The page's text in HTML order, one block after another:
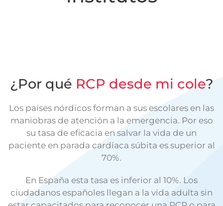
¿Por qué RCP desde mi cole?
Los países nórdicos forman a sus escolares en las
maniobras de atención a la emergencia. Por eso
su tasa de eficacia en salvar la vida de un
paciente en parada cardíaca súbita es superior al
70%.
En España esta tasa es inferior al 10%. Los
ciudadanos españoles llegan a la vida adulta sin